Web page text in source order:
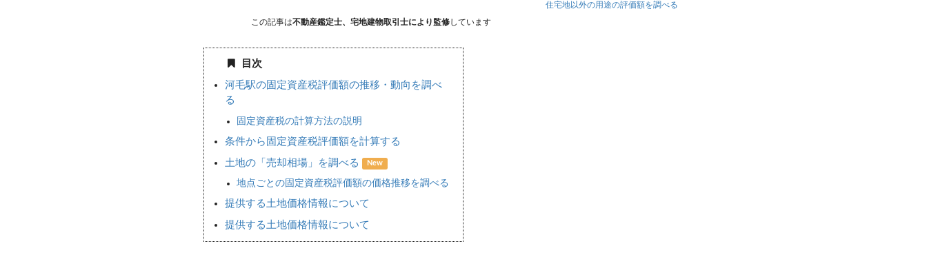
住宅地以外の用途の評価額を調べる
この記事は不動産鑑定士、宅地建物取引士により監修しています
目次
河毛駅の固定資産税評価額の推移・動向を調べ
る
固定資産税の計算方法の説明
条件から固定資産税評価額を計算する
土地の「売却相場」を調べる New
地点ごとの固定資産税評価額の価格推移を調べる
提供する土地価格情報について
提供する土地価格情報について